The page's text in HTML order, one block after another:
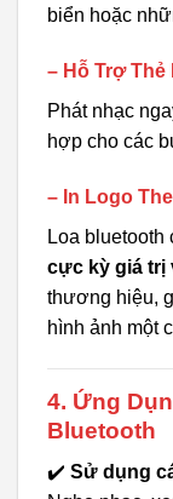
biển hoặc
– Hỗ Trợ Thẻ
Phát nhạc
hợp cho các
– In Logo
Loa bluetooth
cực kỳ giá trị
thương hiệu,
hình ảnh một
4. Ứng
Bluetooth
✔️ Sử dụng